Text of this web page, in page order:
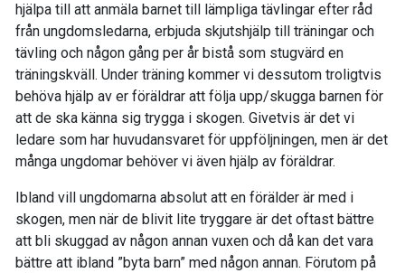
hjälpa till att anmäla barnet till lämpliga tävlingar efter råd
från ungdomsledarna, erbjuda skjutshjälp till träningar och
tävling och någon gång per år bistå som stugvärd en
träningskväll. Under träning kommer vi dessutom troligtvis
behöva hjälp av er föräldrar att följa upp/skugga barnen för
att de ska känna sig trygga i skogen. Givetvis är det vi
ledare som har huvudansvaret för uppföljningen, men är det
många ungdomar behöver vi även hjälp av föräldrar.
Ibland vill ungdomarna absolut att en förälder är med i
skogen, men när de blivit lite tryggare är det oftast bättre
att bli skuggad av någon annan vuxen och då kan det vara
bättre att ibland ”byta barn” med någon annan. Förutom på